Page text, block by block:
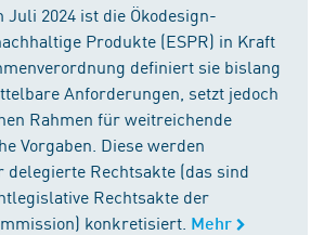
Juli 2024 ist die Ökodesign-
Produkte (ESPR) in Kraft
definiert sie bislang
Anforderungen, setzt jedoch
Rahmen für weitreichende
Vorgaben. Diese werden
Rechtsakte (das sind
Rechtsakte der
konkretisiert. Mehr